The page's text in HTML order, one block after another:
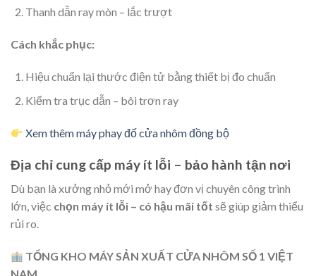
Thanh dẫn ray mòn – lắc trượt
Cách khắc phục:
Hiệu chuẩn lại thước điện tử bằng thiết bị đo chuẩn
Kiểm tra trục dẫn – bôi trơn ray
Xem thêm máy phay đố cửa nhôm đồng bộ
Địa chỉ cung cấp máy ít lỗi – bảo hành tận nơi
Dù bạn là xưởng nhỏ mới mở hay đơn vị chuyên công trình
lớn, việc chọn máy ít lỗi – có hậu mãi tốt sẽ giúp giảm thiểu
rủi ro.
TỔNG KHO MÁY SẢN XUẤT CỬA NHÔM SỐ 1 VIỆT